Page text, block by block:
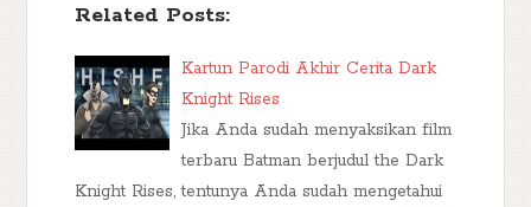
Related Posts:
Kartun Parodi Akhir Cerita Dark
Knight Rises
Jika Anda sudah menyaksikan film
terbaru Batman berjudul the Dark
Knight Rises, tentunya Anda sudah mengetahui